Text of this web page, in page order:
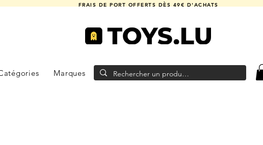
FRAIS DE PORT OFFERTS DÈS 49€ D'ACHATS
Marques